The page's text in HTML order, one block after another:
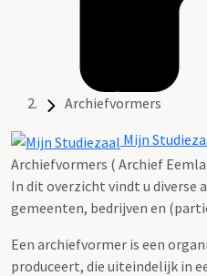
Archiefvormers
Mijn
Archiefvormers ( Archief
In dit overzicht vindt u diverse
gemeenten, bedrijven en
Een archiefvormer is een
produceert, die uiteindelijk in